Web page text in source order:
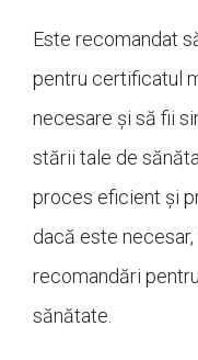
Este recomandat
pentru certificatul
necesare și să fii
stării tale de
proces eficient și
dacă este
recomandări
sănătate.